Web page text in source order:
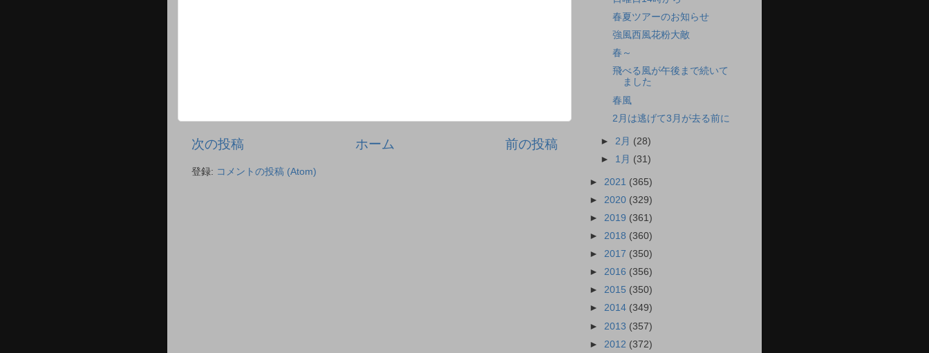
次の投稿 前の投稿
ホーム
登録: コメントの投稿 (Atom)
春夏ツアーのお知らせ
強風西風花粉大敵
春～
飛べる風が午後まで続いて
ました
春風
2月は逃げて3月が去る前に
► 2月 (28)
► 1月 (31)
► 2021 (365)
► 2020 (329)
► 2019 (361)
► 2018 (360)
► 2017 (350)
► 2016 (356)
► 2015 (350)
► 2014 (349)
► 2013 (357)
► 2012 (372)